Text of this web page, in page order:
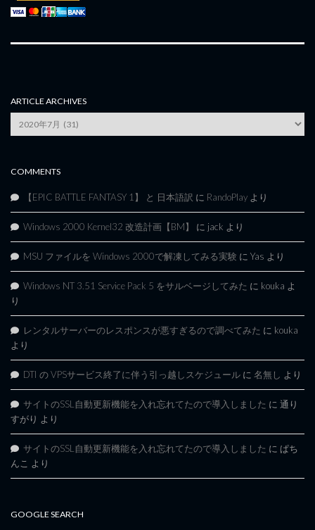
ARTICLE ARCHIVES
Archives
COMMENTS
【EPIC BATTLE FANTASY 1】 と 日本語訳 に RandoPlay より
Windows 2000 Kernel32 改造計画【BM】 に jack より
MSU ファイルを Windows 2000で解凍してみる実験 に Yas より
Windows NT 3.51 Service Pack 5 をサルベージしてみた に kouka よ
り
レンタルサーバーのレスポンスが悪すぎるので調べてみた に kouka
より
DTI の VPSサービス終了に伴う引っ越しスケジュール に 名無し より
サイトのSSL自動更新機能を入れ忘れてたので導入しました に 通り
すがり より
サイトのSSL自動更新機能を入れ忘れてたので導入しました に ぱち
んこ より
GOOGLE SEARCH